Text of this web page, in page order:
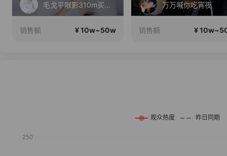
毛戈平眼影310m买正送正！
销售额 ¥ 10w~50w
万万喊你吃宵夜
销售额 ¥